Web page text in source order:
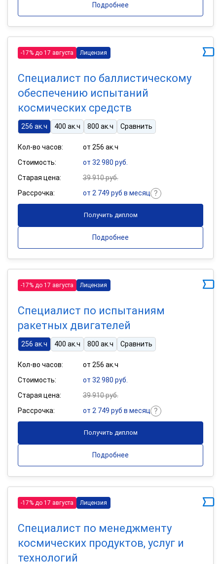
Подробнее
-17% до 17 августа Лицензия
Специалист по баллистическому
обеспечению испытаний
космических средств
256 ак.ч 400 ак.ч 800 ак.ч Сравнить
Кол-во часов:
от 256 ак.ч
Стоимость:
от 32 980 руб.
Старая цена:
39 910 руб.
Рассрочка:
от 2 749 руб в месяц
Получить диплом
Подробнее
-17% до 17 августа Лицензия
Специалист по испытаниям
ракетных двигателей
256 ак.ч 400 ак.ч 800 ак.ч Сравнить
Кол-во часов:
от 256 ак.ч
Стоимость:
от 32 980 руб.
Старая цена:
39 910 руб.
Рассрочка:
от 2 749 руб в месяц
Получить диплом
Подробнее
-17% до 17 августа Лицензия
Специалист по менеджменту
космических продуктов, услуг и
технологий